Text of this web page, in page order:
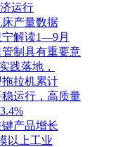
运行
产量数据
解读1—9月
制具有重要意
践落地，
拉机累计
运行，高质量
产品增长
以上工业